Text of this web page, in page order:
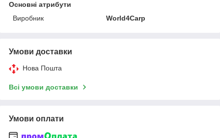
Основні атрибути
Виробник
World4Carp
Умови доставки
Нова Пошта
Всі умови доставки
Умови оплати